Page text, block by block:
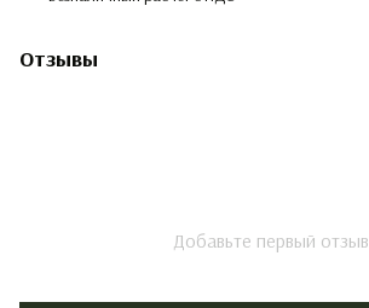
Отзывы
Добавьте первый отзыв